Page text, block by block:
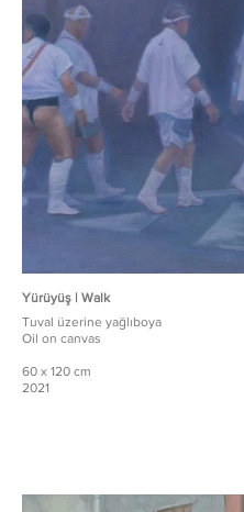
Yürüyüş | Walk
Tuval üzerine yağlıboya
Oil on canvas
60 x 120 cm
2021